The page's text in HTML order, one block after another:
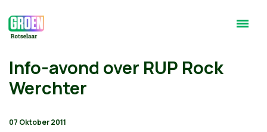
Info-avond over RUP Rock
Werchter
07 Oktober 2011